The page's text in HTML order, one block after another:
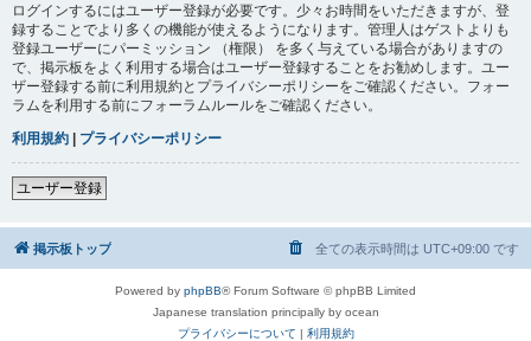
ログインするにはユーザー登録が必要です。少々お時間をいただきますが、登
録することでより多くの機能が使えるようになります。管理人はゲストよりも
登録ユーザーにパーミッション （権限） を多く与えている場合がありますの
で、掲示板をよく利用する場合はユーザー登録することをお勧めします。ユー
ザー登録する前に利用規約とプライバシーポリシーをご確認ください。フォー
ラムを利用する前にフォーラムルールをご確認ください。
利用規約 | プライバシーポリシー
ユーザー登録
掲示板トップ 全ての表示時間は UTC+09:00 です
Powered by phpBB® Forum Software © phpBB Limited
Japanese translation principally by ocean
プライバシーについて | 利用規約